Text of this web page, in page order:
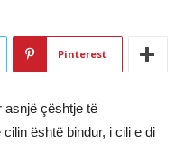
Pinterest
çështje të
është bindur, i cili e di